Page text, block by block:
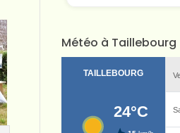
Météo à Taillebourg